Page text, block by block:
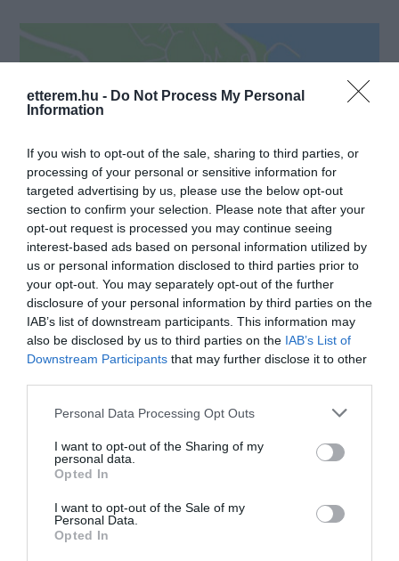
etterem.hu - Do Not Process My Personal
Information
If you wish to opt-out of the sale, sharing to third parties, or
processing of your personal or sensitive information for
targeted advertising by us, please use the below opt-out
section to confirm your selection. Please note that after your
opt-out request is processed you may continue seeing
interest-based ads based on personal information utilized by
us or personal information disclosed to third parties prior to
your opt-out. You may separately opt-out of the further
disclosure of your personal information by third parties on the
IAB’s list of downstream participants. This information may
also be disclosed by us to third parties on the IAB’s List of
Downstream Participants that may further disclose it to other
Please note that this website/app uses one or more Google
not limited to your visit or usage behaviour. You may click to
grant or deny consent to Google and its third-party tags to
use your data for below specified purposes in below Google
consent section.
Personal Data Processing Opt Outs
I want to opt-out of the Sharing of my
personal data.
Opted In
I want to opt-out of the Sale of my
Personal Data.
Opted In
Probléma jelentése Te vagy a tulajdonos?